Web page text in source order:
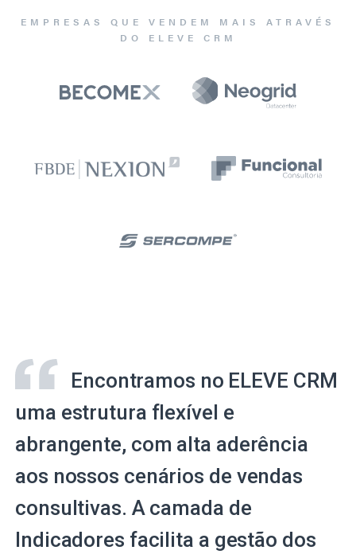
EMPRESAS QUE VENDEM MAIS ATRAVÉS
DO ELEVE CRM
Encontramos no ELEVE CRM
uma estrutura flexível e
abrangente, com alta aderência
aos nossos cenários de vendas
consultivas. A camada de
Indicadores facilita a gestão dos